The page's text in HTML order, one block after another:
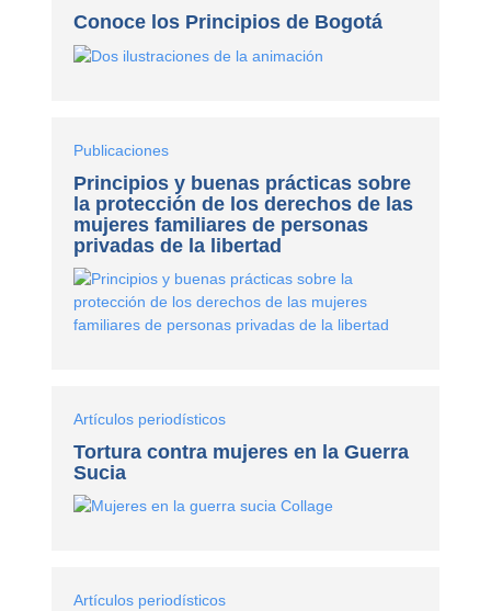
Conoce los Principios de Bogotá
Publicaciones
Principios y buenas prácticas sobre
la protección de los derechos de las
mujeres familiares de personas
privadas de la libertad
Artículos periodísticos
Tortura contra mujeres en la Guerra
Sucia
Artículos periodísticos